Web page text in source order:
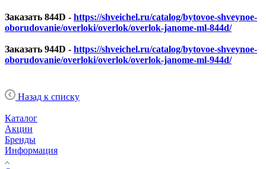
Заказать 844D - https://shveichel.ru/catalog/bytovoe-shveynoe-
oborudovanie/overloki/overlok/overlok-janome-ml-844d/
Заказать 944D - https://shveichel.ru/catalog/bytovoe-shveynoe-
oborudovanie/overloki/overlok/overlok-janome-ml-944d/
Назад к списку
Каталог
Акции
Бренды
Информация